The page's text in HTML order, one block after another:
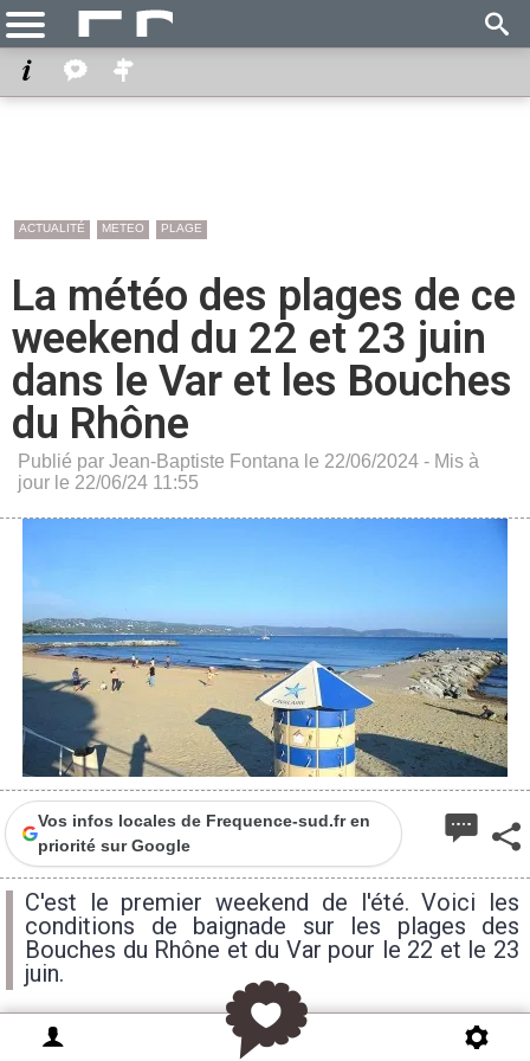
ACTUALITÉ METEO PLAGE
La météo des plages de ce
weekend du 22 et 23 juin
dans le Var et les Bouches
du Rhône
Publié par Jean-Baptiste Fontana le 22/06/2024 - Mis à
jour le 22/06/24 11:55
Vos infos locales de Frequence-sud.fr en
priorité sur Google
C'est le premier weekend de l'été. Voici les
conditions de baignade sur les plages des
Bouches du Rhône et du Var pour le 22 et le 23
juin.
Officiellement nous sommes en été depuis ce jeudi,